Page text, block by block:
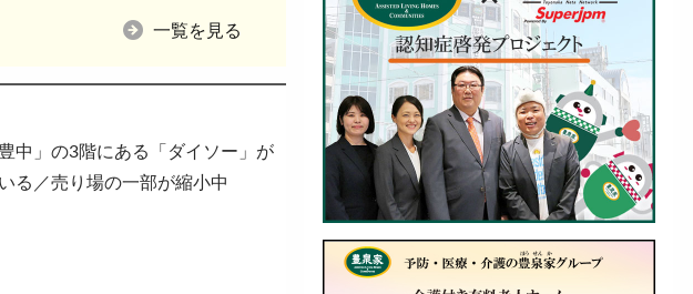
一覧を見る
中」の3階にある「ダイソー」が
る／売り場の一部が縮小中